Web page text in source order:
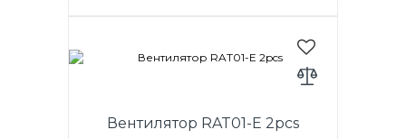
см, 3 скорости.
Вентилятор RAT01-E 2pcs